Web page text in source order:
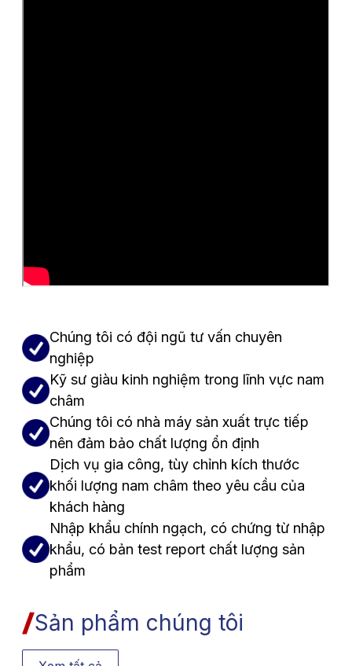
Chúng tôi có đội ngũ tư vấn chuyên
nghiệp
Kỹ sư giàu kinh nghiệm trong lĩnh vực nam
châm
Chúng tôi có nhà máy sản xuất trực tiếp
nên đảm bảo chất lượng ổn định
Dịch vụ gia công, tùy chỉnh kích thước
khối lượng nam châm theo yêu cầu của
khách hàng
Nhập khẩu chính ngạch, có chứng từ nhập
khẩu, có bản test report chất lượng sản
phẩm
Sản phẩm chúng tôi